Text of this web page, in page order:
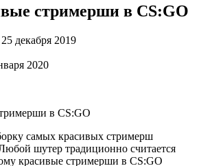
стримерши в CS:GO
декабря 2019
2020
самых красивых стримерш
шутер традиционно считается
красивые стримерши в CS:GO